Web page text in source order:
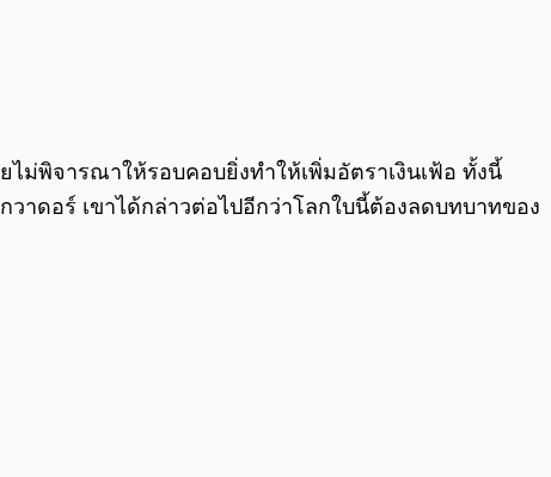
ม่พิจารณาให้รอบคอบยิ่งทำให้เพิ่มอัตราเงินเฟ้อ ทั้งนี้
วาดอร์ เขาได้กล่าวต่อไปอีกว่าโลกใบนี้ต้องลดบทบาทของ